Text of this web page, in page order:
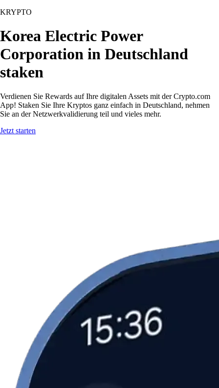
KRYPTO
Korea Electric Power
Corporation in Deutschland
staken
Verdienen Sie Rewards auf Ihre digitalen Assets mit der Crypto.com
App! Staken Sie Ihre Kryptos ganz einfach in Deutschland, nehmen
Sie an der Netzwerkvalidierung teil und vieles mehr.
Jetzt starten